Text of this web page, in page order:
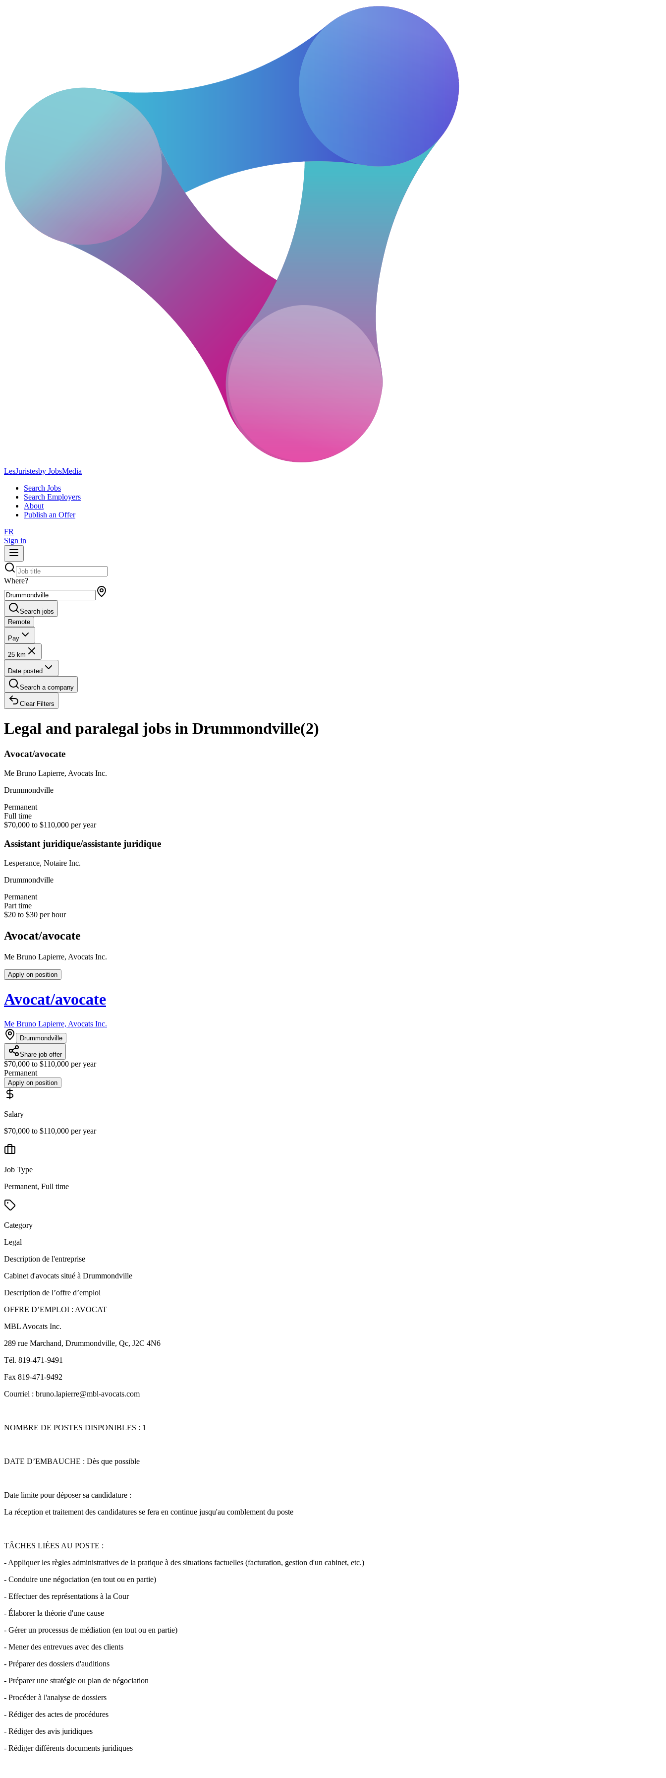
LesJuristesby JobsMedia
Search Jobs
Search Employers
About
Publish an Offer
FR
Sign in
Where?
Search jobs
Remote
Pay
25 km
Date posted
Search a company
Clear Filters
Legal and paralegal jobs in Drummondville(2)
Avocat/avocate
Me Bruno Lapierre, Avocats Inc.
Drummondville
Permanent
Full time
$70,000 to $110,000 per year
Assistant juridique/assistante juridique
Lesperance, Notaire Inc.
Drummondville
Permanent
Part time
$20 to $30 per hour
Avocat/avocate
Me Bruno Lapierre, Avocats Inc.
Apply on position
Avocat/avocate
Me Bruno Lapierre, Avocats Inc.
Drummondville
Share job offer
$70,000 to $110,000 per year
Permanent
Apply on position
Salary
$70,000 to $110,000 per year
Job Type
Permanent, Full time
Category
Legal
Description de l'entreprise
Cabinet d'avocats situé à Drummondville
Description de l’offre d’emploi
OFFRE D’EMPLOI : AVOCAT
MBL Avocats Inc.
289 rue Marchand, Drummondville, Qc, J2C 4N6
Tél. 819-471-9491
Fax 819-471-9492
Courriel : bruno.lapierre@mbl-avocats.com
NOMBRE DE POSTES DISPONIBLES : 1
DATE D’EMBAUCHE : Dès que possible
Date limite pour déposer sa candidature :
La réception et traitement des candidatures se fera en continue jusqu'au comblement du poste
TÂCHES LIÉES AU POSTE :
- Appliquer les règles administratives de la pratique à des situations factuelles (facturation, gestion d'un cabinet, etc.)
- Conduire une négociation (en tout ou en partie)
- Effectuer des représentations à la Cour
- Élaborer la théorie d'une cause
- Gérer un processus de médiation (en tout ou en partie)
- Mener des entrevues avec des clients
- Préparer des dossiers d'auditions
- Préparer une stratégie ou plan de négociation
- Procéder à l'analyse de dossiers
- Rédiger des actes de procédures
- Rédiger des avis juridiques
- Rédiger différents documents juridiques